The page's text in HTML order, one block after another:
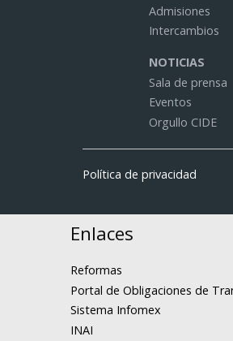
Admisiones
Intercambios
NOTICIAS
Sala de prensa
Eventos
Orgullo CIDE
Política de privacidad
Enlaces
Reformas
Portal de Obligaciones de
Sistema Infomex
INAI